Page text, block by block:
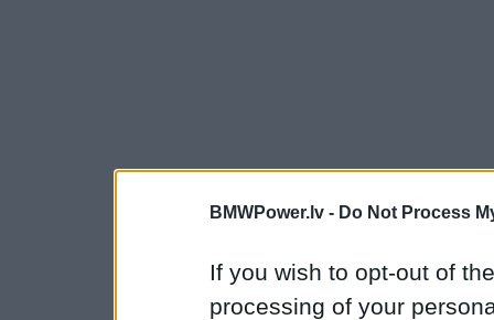
BMWPower.lv - Do Not Process
If you wish to opt-out of
processing of your